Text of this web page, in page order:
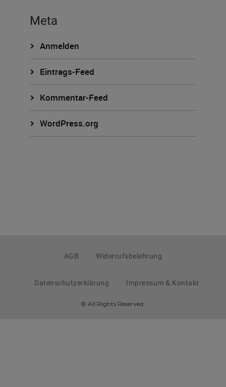
Meta
Anmelden
Eintrags-Feed
Kommentar-Feed
WordPress.org
AGB Widerrufsbelehrung
Datenschutzerklärung Impressum & Kontakt
© All Rights Reserved.